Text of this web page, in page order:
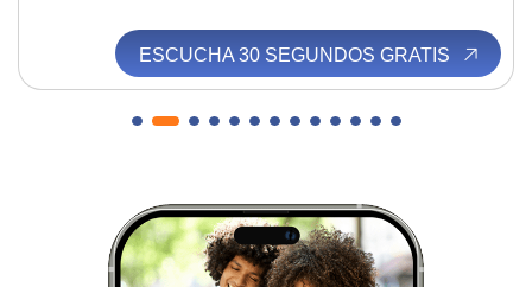
ESCUCHA 30 SEGUNDOS GRATIS